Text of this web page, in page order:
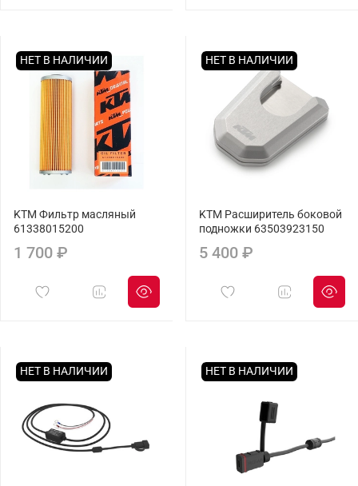
НЕТ В НАЛИЧИИ
KTM Фильтр масляный
61338015200
1 700 ₽
НЕТ В НАЛИЧИИ
KTM Расширитель боковой
подножки 63503923150
5 400 ₽
НЕТ В НАЛИЧИИ НЕТ В НАЛИЧИИ